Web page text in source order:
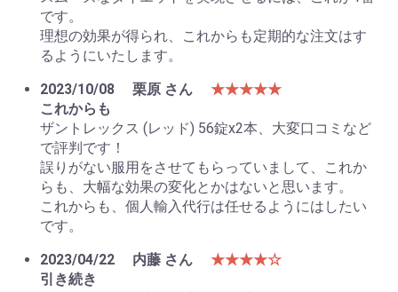
です。
理想の効果が得られ、これからも定期的な注文はす
るようにいたします。
2023/10/08
栗原 さん
★★★★★
これからも
ザントレックス (レッド) 56錠x2本、大変口コミなど
で評判です！
誤りがない服用をさせてもらっていまして、これか
らも、大幅な効果の変化とかはないと思います。
これからも、個人輸入代行は任せるようにはしたい
です。
2023/04/22
内藤 さん
★★★★☆
引き続き